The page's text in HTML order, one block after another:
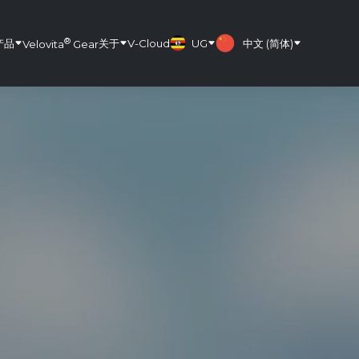
品 Velovita® Gear关于 V-Cloud UG 中文 (简体)